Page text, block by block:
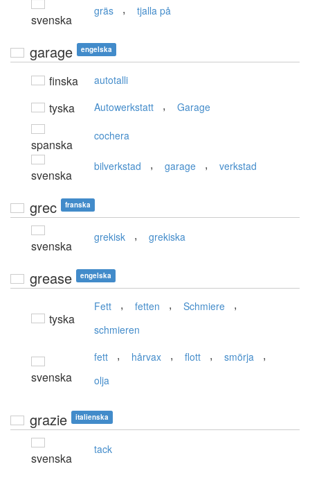
svenska
gräs , tjalla på
garage engelska
finska autotalli
tyska Autowerkstatt , Garage
spanska
cochera
svenska
bilverkstad , garage , verkstad
grec franska
svenska
grekisk , grekiska
grease engelska
tyska
Fett , fetten , Schmiere ,
schmieren
svenska
fett , hårvax , flott , smörja ,
olja
grazie italienska
svenska
tack